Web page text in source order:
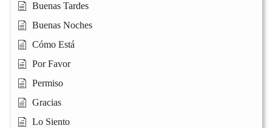
Buenas Tardes
Buenas Noches
Cómo Está
Por Favor
Permiso
Gracias
Lo Siento